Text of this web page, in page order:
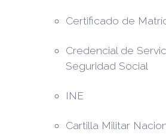
Certificado de
Credencial de
Seguridad Social
INE
Cartilla Militar